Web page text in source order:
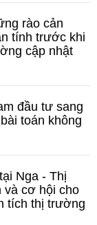
rào cản
tính trước khi
cập nhật
đầu tư sang
toán không
Nga - Thị
và cơ hội cho
tích thị trường